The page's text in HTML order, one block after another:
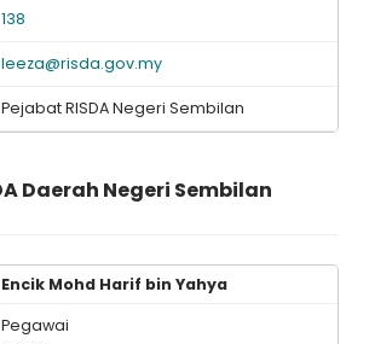
138
leeza@risda.gov.my
Pejabat RISDA Negeri Sembilan
Daerah Negeri Sembilan
Encik Mohd Harif bin Yahya
Pegawai